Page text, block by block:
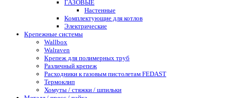
ГАЗОВЫЕ
Настенные
Комплектующие для котлов
Электрические
Крепежные системы
Wallbox
Walraven
Крепеж для полимерных труб
Различный крепеж
Расходники к газовым пистолетам FEDAST
Термоклип
Хомуты / стяжки / шпильки